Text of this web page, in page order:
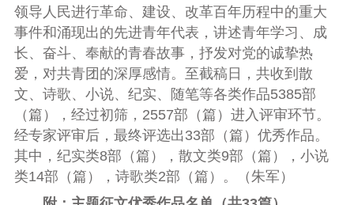
领导人民进行革命、建设、改革百年历程中的重大
事件和涌现出的先进青年代表，讲述青年学习、成
长、奋斗、奉献的青春故事，抒发对党的诚挚热
爱，对共青团的深厚感情。至截稿日，共收到散
文、诗歌、小说、纪实、随笔等各类作品5385部
（篇），经过初筛，2557部（篇）进入评审环节。
经专家评审后，最终评选出33部（篇）优秀作品。
其中， 纪实类8部（篇），散文类9部（篇），小说
类14部（篇），诗歌类2部（篇）。（朱军）